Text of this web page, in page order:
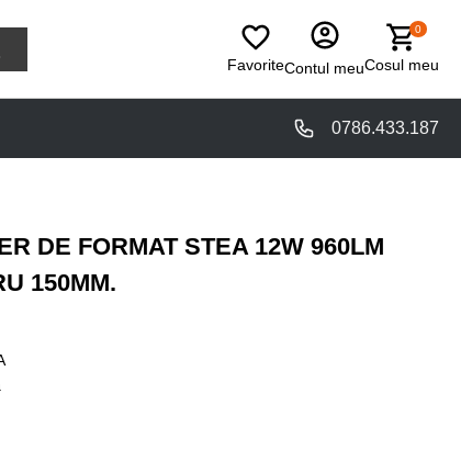
FavoriteContul meu
0
Cosul meu
0786.433.187
DE FORMAT STEA 12W 960LM
150MM.